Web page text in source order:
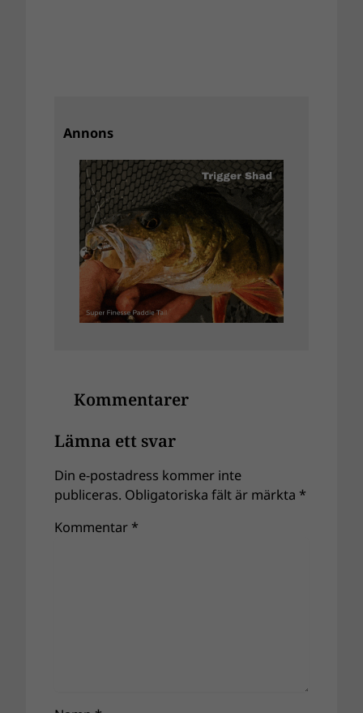
Annons
Kommentarer
Lämna ett svar
Din e-postadress kommer inte
publiceras. Obligatoriska fält är märkta *
Kommentar *